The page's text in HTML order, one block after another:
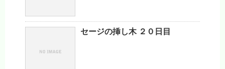
セージの挿し木 ２０日目